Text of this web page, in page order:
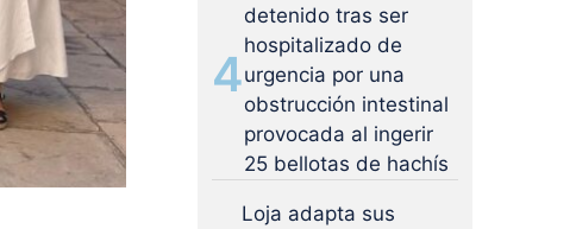
4
detenido tras ser
hospitalizado de
urgencia por una
obstrucción intestinal
provocada al ingerir
25 bellotas de hachís
Loja adapta sus